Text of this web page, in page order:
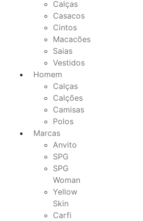
Calças
Casacos
Cintos
Macacões
Saias
Vestidos
Homem
Calças
Calções
Camisas
Polos
Marcas
Anvito
SPG
SPG
Woman
Yellow
Skin
Carfi